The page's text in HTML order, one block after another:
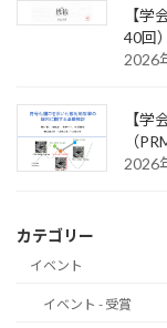
【学
40回）
2026
【学
（
2026
カテゴリー
イベント
イベント - 受賞